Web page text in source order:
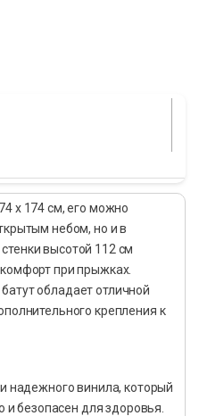
х 174 см, его можно
небом, но и в
высотой 112 см
при прыжках.
обладает отличной
крепления к
надежного винила, который
и безопасен для здоровья.